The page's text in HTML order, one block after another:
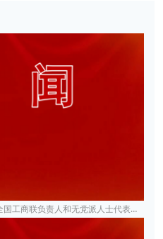
商联负责人和无党派人士代表座谈会